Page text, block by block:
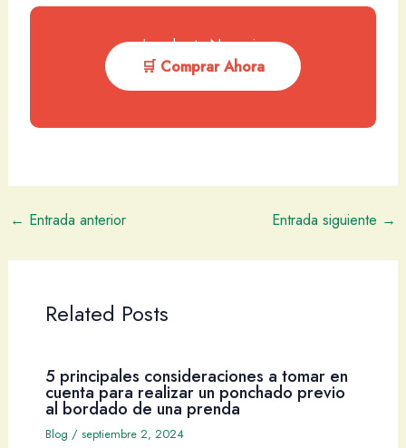
Impulsa tu Negocio
🛒 Comprar Ahora
← Entrada anterior Entrada siguiente →
Related Posts
5 principales consideraciones a tomar en
cuenta para realizar un ponchado previo
al bordado de una prenda
Blog / septiembre 2, 2024